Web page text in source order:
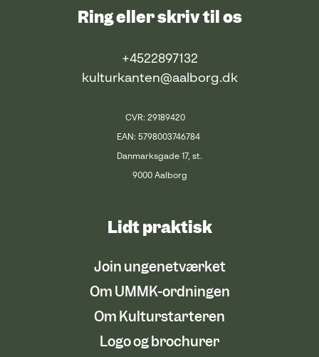
Ring eller skriv til os
+4522897132
kulturkanten@aalborg.dk
CVR: 29189420
EAN: 5798003746784
Danmarksgade 17, st.
9000 Aalborg
Lidt praktisk
Join ungenetværket
Om UMMK-ordningen
Om Kulturstarteren
Logo og brochurer